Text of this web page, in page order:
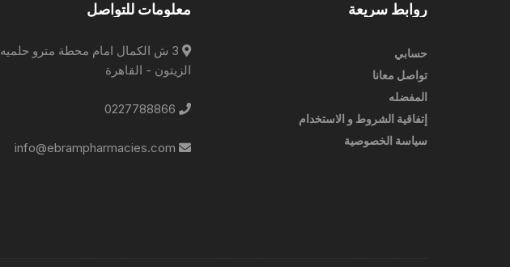
روابط سريعة
حسابي
تواصل معانا
المفضله
إتفاقية الشروط و الاستخدام
سياسة الخصوصية
معلومات للتواصل
3 ش الكمال امام محطة مترو حلميه
الزيتون - القاهرة